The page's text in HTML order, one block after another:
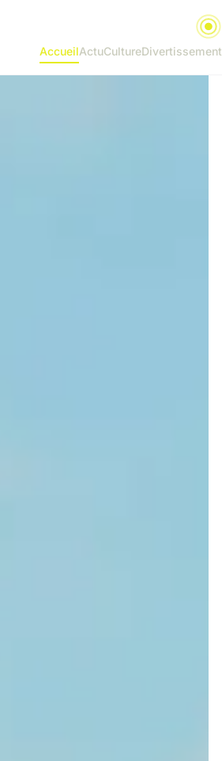
AccueilActuCultureDivertissement